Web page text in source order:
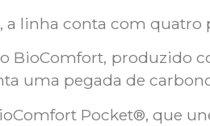
a linha conta com quatro
BioComfort, produzido
uma pegada de
Pocket®, que